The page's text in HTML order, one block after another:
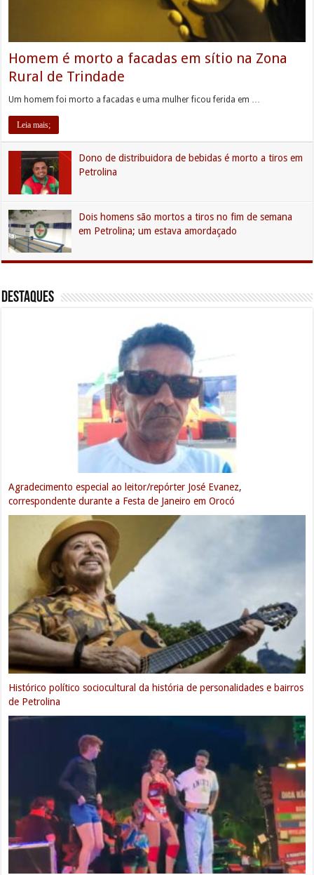
Homem é morto a facadas em sítio na Zona
Rural de Trindade
Um homem foi morto a facadas e uma mulher ficou ferida em …
Leia mais;
Dono de distribuidora de bebidas é morto a tiros em
Petrolina
Dois homens são mortos a tiros no fim de semana
em Petrolina; um estava amordaçado
DESTAQUES
Agradecimento especial ao leitor/repórter José Evanez,
correspondente durante a Festa de Janeiro em Orocó
Histórico político sociocultural da história de personalidades e bairros
de Petrolina